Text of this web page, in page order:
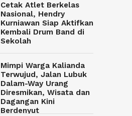
Cetak Atlet Berkelas
Nasional, Hendry
Kurniawan Siap Aktifkan
Kembali Drum Band di
Sekolah
Mimpi Warga Kalianda
Terwujud, Jalan Lubuk
Dalam-Way Urang
Diresmikan, Wisata dan
Dagangan Kini
Berdenyut